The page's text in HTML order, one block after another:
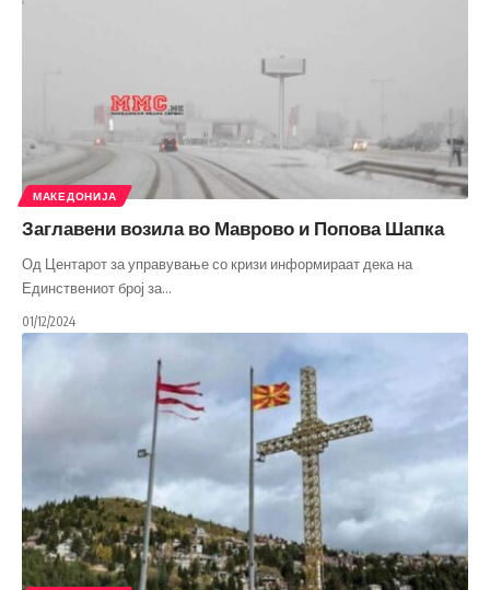
МАКЕДОНИЈА
Заглавени возила во Маврово и Попова Шапка
Од Центарот за управување со кризи информираат дека на
Единствениот број за…
01/12/2024